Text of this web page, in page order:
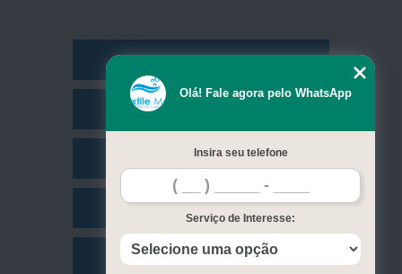
Missão
Contato
Olá! Fale agora pelo WhatsApp
Insira seu telefone
Serviço de Interesse: